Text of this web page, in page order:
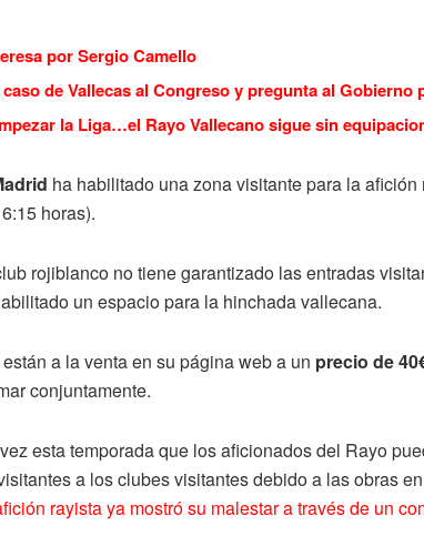
por Sergio Camello
de Vallecas al Congreso y pregunta al Gobierno
la Liga…el Rayo Vallecano sigue sin
ha habilitado una zona visitante para la
horas).
rojiblanco no tiene garantizado las entradas
un espacio para la hinchada vallecana.
a la venta en su página web a un precio de
conjuntamente.
esta temporada que los aficionados del Rayo
a los clubes visitantes debido a las obras
rayista ya mostró su malestar a través de un